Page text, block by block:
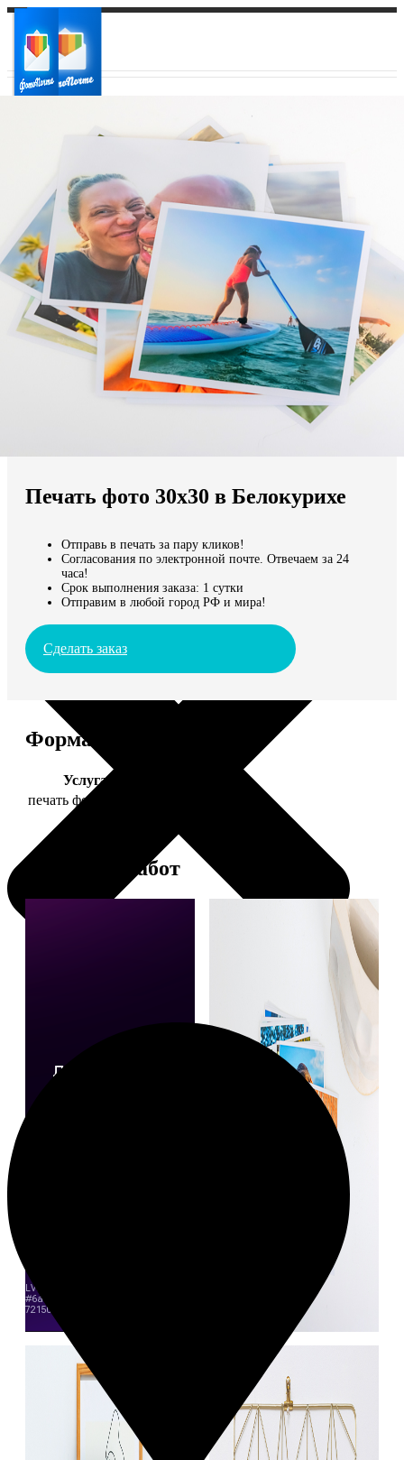
Ваш регион доставки
Выберите из списка:
Мы доставляем по всему миру
Продолжить без города
Печать фото 30х30 в Белокурихе
Отправь в печать за пару кликов!
Согласования по электронной почте. Отвечаем за 24
часа!
Срок выполнения заказа: 1 сутки
Отправим в любой город РФ и мира!
Сделать заказ
Форматы и цены
Услуга
печать фото 30х30
Примеры работ